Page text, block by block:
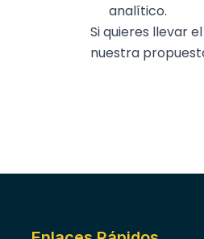
analítico.
Si quieres llevar
nuestra